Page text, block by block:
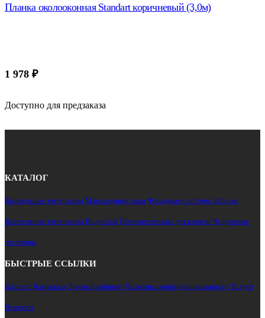
Планка околооконная Standart коричневый (3,0м)
1 978 ₽
Доступно для предзаказа
КАТАЛОГ
Кровельные материалы Мансардные окна Фасадные системы Заборы
Кровельные материалы Водосток Пиломатериалы для кровли Чердачные
лестницы
БЫСТРЫЕ ССЫЛКИ
Каталог Контакты Личный кабинет Политика конфиденциальности Услуги
Новости